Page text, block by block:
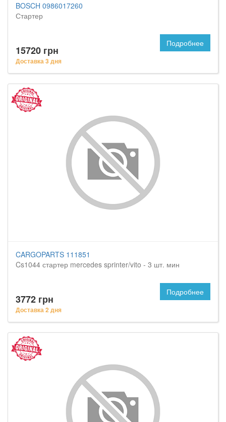
BOSCH 0986017260
Стартер
15720 грн
Доставка 3 дня
Подробнее
CARGOPARTS 111851
Cs1044 стартер mercedes sprinter/vito - 3 шт. мин
3772 грн
Доставка 2 дня
Подробнее